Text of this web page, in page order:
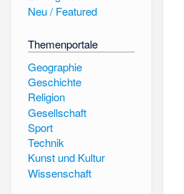
Neu / Featured
Themenportale
Geographie
Geschichte
Religion
Gesellschaft
Sport
Technik
Kunst und Kultur
Wissenschaft